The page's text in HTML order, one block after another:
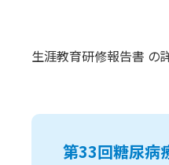
生涯教育研修報告書 の
第33回糖尿